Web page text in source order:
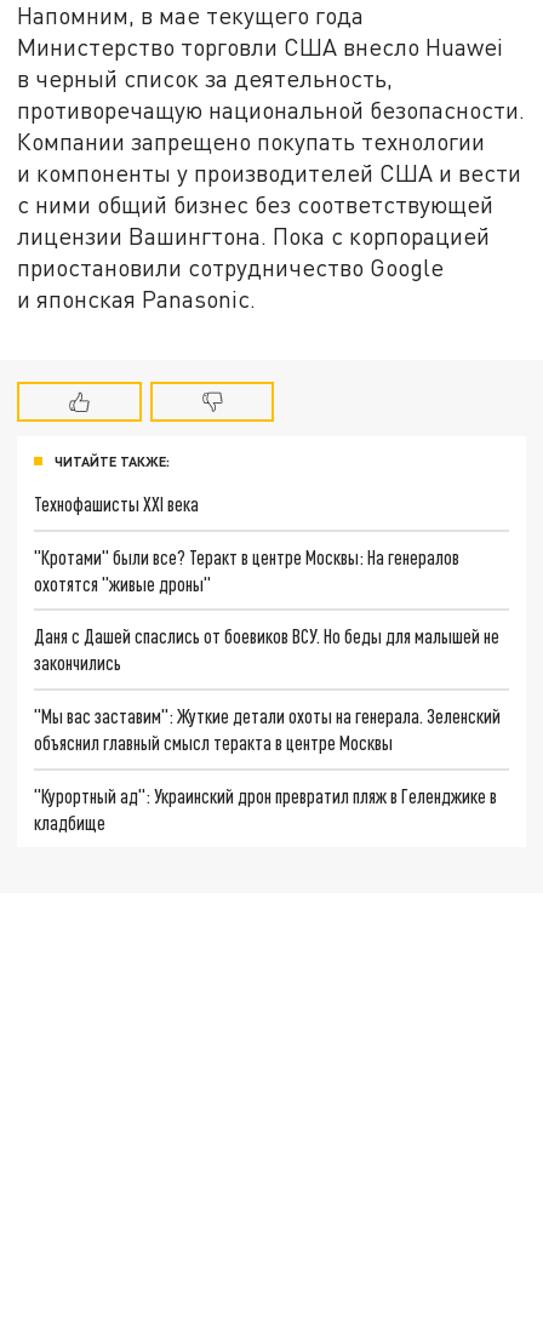
Напомним, в мае текущего года
Министерство торговли США внесло Huawei
в черный список за деятельность,
противоречащую национальной безопасности.
Компании запрещено покупать технологии
и компоненты у производителей США и вести
с ними общий бизнес без соответствующей
лицензии Вашингтона. Пока с корпорацией
приостановили сотрудничество Google
и японская Panasonic.
ЧИТАЙТЕ ТАКЖЕ:
Технофашисты XXI века
"Кротами" были все? Теракт в центре Москвы: На генералов
охотятся "живые дроны"
Даня с Дашей спаслись от боевиков ВСУ. Но беды для малышей не
закончились
"Мы вас заставим": Жуткие детали охоты на генерала. Зеленский
объяснил главный смысл теракта в центре Москвы
"Курортный ад": Украинский дрон превратил пляж в Геленджике в
кладбище